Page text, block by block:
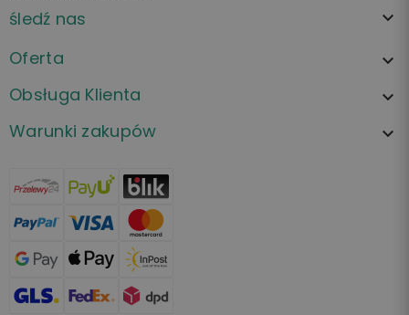
śledź nas 
Oferta 
Obsługa Klienta 
Warunki zakupów 